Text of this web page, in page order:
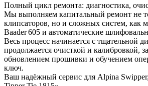
Полный цикл ремонта: диагностика,
Мы выполняем капитальный ремонт не
клипсаторов, но и сложных систем, как
Baader 605 и автоматические
Весь процесс начинается с тщательной
продолжается очисткой и калибровкой,
обновлением прошивки и обучением
ключ.
Ваш надёжный сервис для Alpina